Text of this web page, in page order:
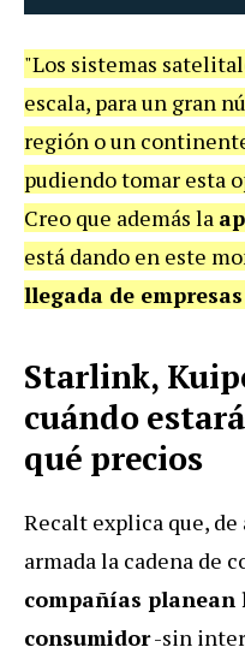
"Los sistemas
escala, para un gran
región o un
pudiendo tomar esta
Creo que además la
está dando en este
llegada de empresas
Starlink,
cuándo
qué precios
Recalt explica que, de
armada la cadena de
compañías
consumidor-sin